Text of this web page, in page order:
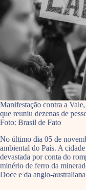
Manifestação contra a
que reuniu dezenas de
Foto: Brasil de Fato
No último dia 05 de
ambiental do País. A
devastada por conta do
minério de ferro da
Doce e da anglo-